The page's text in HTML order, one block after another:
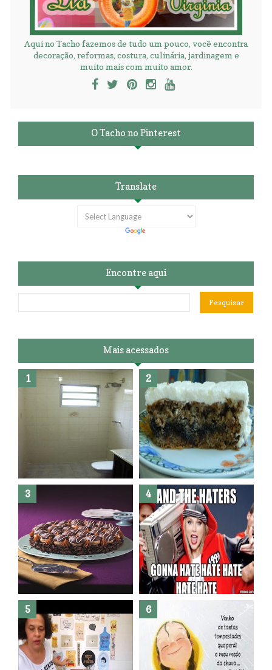
Aqui no Tacho fazemos de tudo um pouco, você encontra
decoração, reformas, costura, culinária, jardinagem e
muito mais com muito amor.
O Tacho no Pinterest
Translate
Encontre aqui
Mais acessados
Banheiro novo por menos de
R$300,00 ?? E sem quebra
quebra ??( Editado)
Posso congelar bolo ??